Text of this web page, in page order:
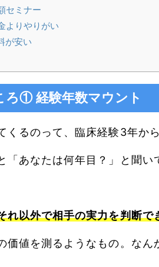
セミナー
よりやりがい
が安い
ろ① 経験年数マウント
くるのって、臨床経験3年か
あなたは何年目？」と聞い
れ以外で相手の実力を判断で
価値を測るようなもの。なん